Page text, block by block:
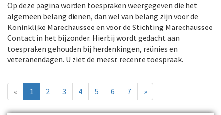
Op deze pagina worden toespraken weergegeven die het
algemeen belang dienen, dan wel van belang zijn voor de
Koninklijke Marechaussee en voor de Stichting Marechaussee
Contact in het bijzonder. Hierbij wordt gedacht aan
toespraken gehouden bij herdenkingen, reünies en
veteranendagen. U ziet de meest recente toespraak.
« 1 2 3 4 5 6 7 »